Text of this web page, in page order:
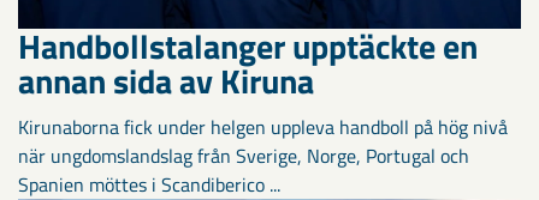
Handbollstalanger upptäckte en
annan sida av Kiruna
Kirunaborna fick under helgen uppleva handboll på hög nivå
när ungdomslandslag från Sverige, Norge, Portugal och
Spanien möttes i Scandiberico ...